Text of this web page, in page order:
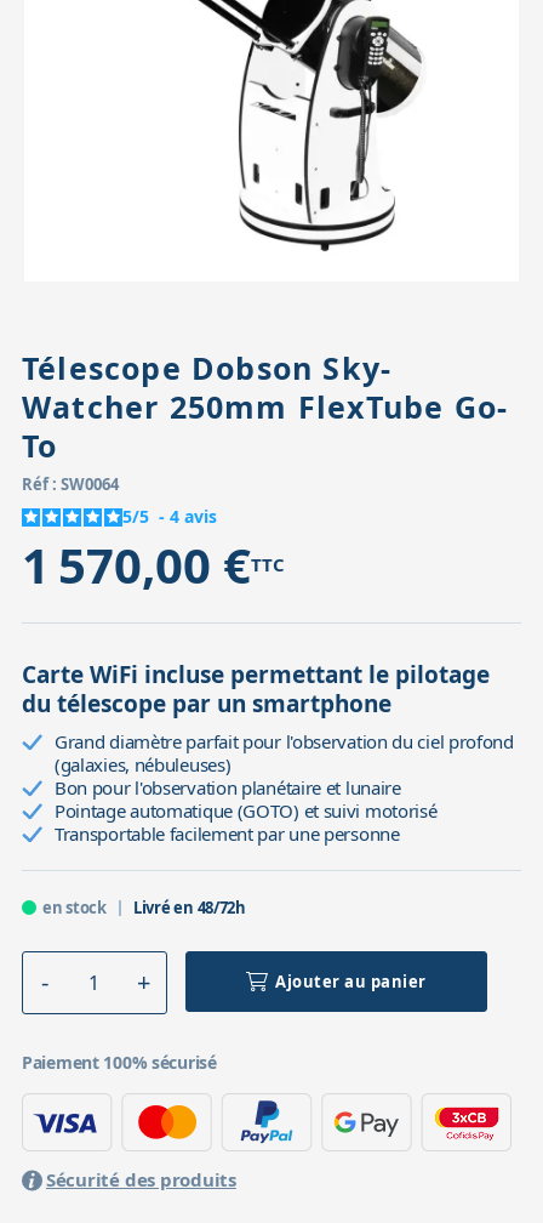
Accessoires pour montures
Têtes
Télescope Dobson Sky-
Watcher 250mm FlexTube Go-
To
Réf : SW0064
5/5 - 4 avis
1 570,00 €TTC
Carte WiFi incluse permettant le pilotage
du télescope par un smartphone
Grand diamètre parfait pour l'observation du ciel profond
(galaxies, nébuleuses)
Bon pour l'observation planétaire et lunaire
Pointage automatique (GOTO) et suivi motorisé
Transportable facilement par une personne
en stock Livré en 48/72h
Ajouter au panier
Paiement 100% sécurisé
Sécurité des produits